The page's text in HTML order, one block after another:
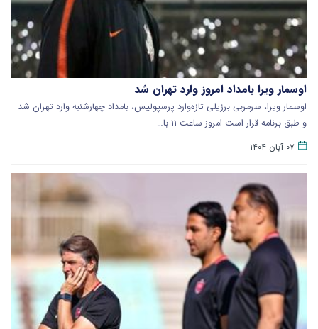
اوسمار ویرا بامداد امروز وارد تهران شد
اوسمار ویرا، سرمربی برزیلی تازه‌وارد پرسپولیس، بامداد چهارشنبه وارد تهران شد
و طبق برنامه قرار است امروز ساعت ۱۱ با…
۰۷ آبان ۱۴۰۴